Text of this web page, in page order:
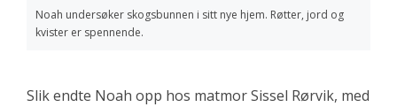
Noah undersøker skogsbunnen i sitt nye hjem. Røtter, jord og
kvister er spennende.
Slik endte Noah opp hos matmor Sissel Rørvik, med